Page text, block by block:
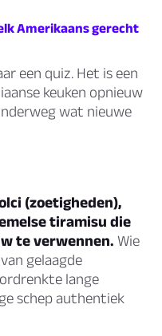
Amerikaans gerecht
een quiz. Het is een
keuken opnieuw
wat nieuwe
(zoetigheden),
tiramisu die
te verwennen. Wie
gelaagde
lange
schep authentiek